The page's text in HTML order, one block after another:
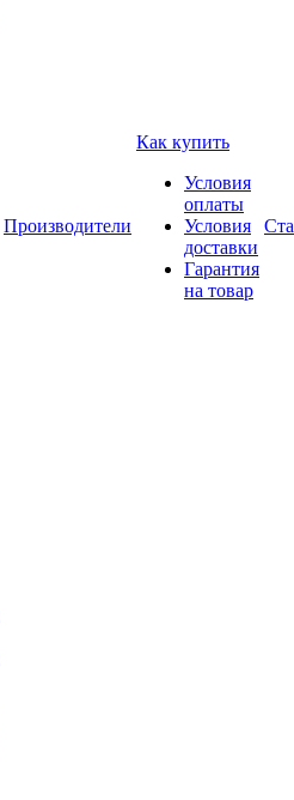
Производители
Как купить
Условия
оплаты
Условия
доставки
Гарантия
на товар